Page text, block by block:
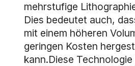
mehrstufige
Dies bedeutet auch,
mit einem höheren
geringen Kosten
kann.Diese